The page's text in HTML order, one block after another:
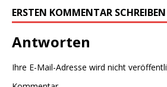
ERSTEN KOMMENTAR SCHREIBEN
Antworten
Ihre E-Mail-Adresse wird nicht